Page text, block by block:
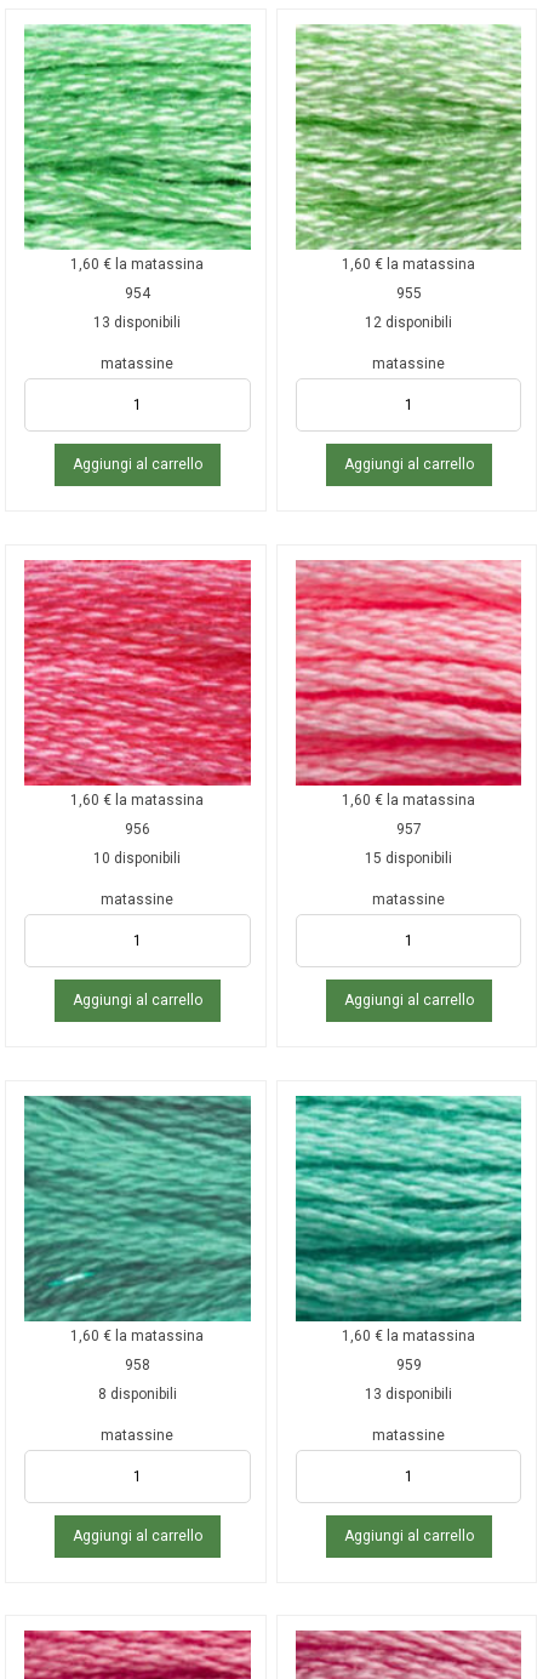
1,60€ la matassina
954
13 disponibili
matassine
Aggiungi al carrello
1,60€ la matassina
955
12 disponibili
matassine
Aggiungi al carrello
1,60€ la matassina
956
10 disponibili
matassine
Aggiungi al carrello
1,60€ la matassina
957
15 disponibili
matassine
Aggiungi al carrello
1,60€ la matassina
958
8 disponibili
matassine
Aggiungi al carrello
1,60€ la matassina
959
13 disponibili
matassine
Aggiungi al carrello